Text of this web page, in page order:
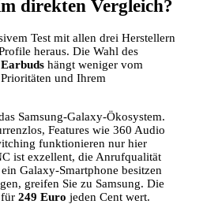
direkten Vergleich?
Test mit allen drei Herstellern
heraus. Die Wahl des
hängt weniger vom
und Ihrem
Samsung-Galaxy-Ökosystem.
Features wie 360 Audio
funktionieren nur hier
ist exzellent, die Anrufqualität
Galaxy-Smartphone besitzen
greifen Sie zu Samsung. Die
249 Euro jeden Cent wert.